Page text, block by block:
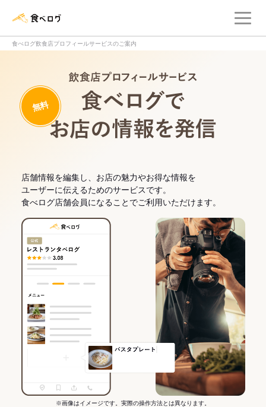
食べログ飲食店プロフィールサービスのご案内
無料
店舗情報を編集し、お店の魅力やお得な情報を
ユーザーに伝えるためのサービスです。
食べログ店舗会員になることでご利用いただけます。
※画像はイメージです。実際の操作方法とは異なります。